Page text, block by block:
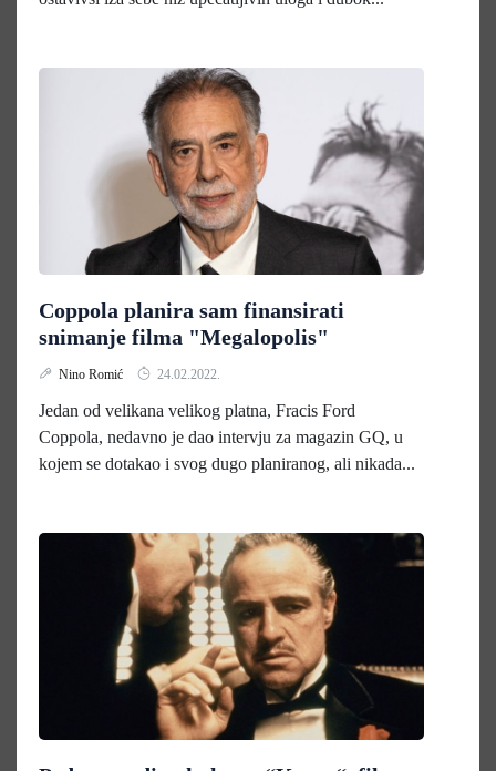
Coppola planira sam finansirati
snimanje filma "Megalopolis"
Nino Romić 24.02.2022.
Jedan od velikana velikog platna, Fracis Ford
Coppola, nedavno je dao intervju za magazin GQ, u
kojem se dotakao i svog dugo planiranog, ali nikada...